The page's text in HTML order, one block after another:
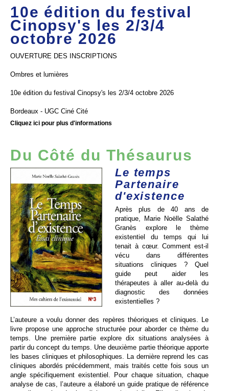
10e édition du festival
Cinopsy's les 2/3/4
octobre 2026
OUVERTURE DES INSCRIPTIONS
Ombres et lumières
10e édition du festival Cinopsy's les 2/3/4 octobre 2026
Bordeaux - UGC Ciné Cité
Cliquez ici pour plus d'informations
Du Côté du Thésaurus
Le temps
Partenaire
d'existence
Après plus de 40 ans de
pratique, Marie Noëlle Salathé
Granès explore le thème
existentiel du temps qui lui
tenait à cœur. Comment est-il
vécu dans différentes
situations cliniques ? Quel
guide peut aider les
thérapeutes à aller au-delà du
diagnostic des données
existentielles ?
L’auteure a voulu donner des repères théoriques et cliniques. Le
livre propose une approche structurée pour aborder ce thème du
temps. Une première partie explore dix situations analysées à
partir du concept du temps. Une deuxième partie théorique apporte
les bases cliniques et philosophiques. La dernière reprend les cas
cliniques abordés précédemment, mais traités cette fois sous un
angle spécifiquement existentiel. Pour chaque situation, chaque
analyse de cas, l’auteure a élaboré un guide pratique de référence